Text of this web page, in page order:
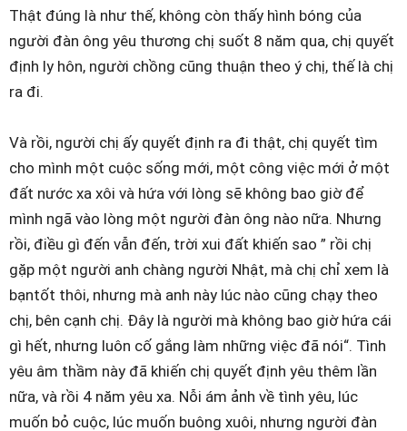
Thật đúng là như thế, không còn thấy hình bóng của
người đàn ông yêu thương chị suốt 8 năm qua, chị quyết
định ly hôn, người chồng cũng thuận theo ý chị, thế là chị
ra đi.
Và rồi, người chị ấy quyết định ra đi thật, chị quyết tìm
cho mình một cuộc sống mới, một công việc mới ở một
đất nước xa xôi và hứa với lòng sẽ không bao giờ để
mình ngã vào lòng một người đàn ông nào nữa. Nhưng
rồi, điều gì đến vẫn đến, trời xui đất khiến sao ” rồi chị
gặp một người anh chàng người Nhật, mà chị chỉ xem là
bạntốt thôi, nhưng mà anh này lúc nào cũng chạy theo
chị, bên cạnh chị. Đây là người mà không bao giờ hứa cái
gì hết, nhưng luôn cố gắng làm những việc đã nói“. Tình
yêu âm thầm này đã khiến chị quyết định yêu thêm lần
nữa, và rồi 4 năm yêu xa. Nỗi ám ảnh về tình yêu, lúc
muốn bỏ cuộc, lúc muốn buông xuôi, nhưng người đàn